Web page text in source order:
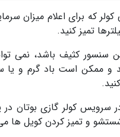
که برای اعلام میزان
تمیز کنید.
سنسور کثیف باشد، نمی
و ممکن است باد گرم و یا
سرویس کولر گازی بوتان
شستشو و تمیز کردن کویل ها